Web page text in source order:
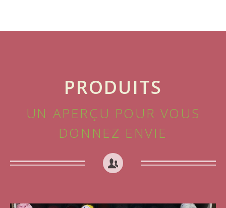
PRODUITS
UN APERÇU POUR VOUS
DONNEZ ENVIE